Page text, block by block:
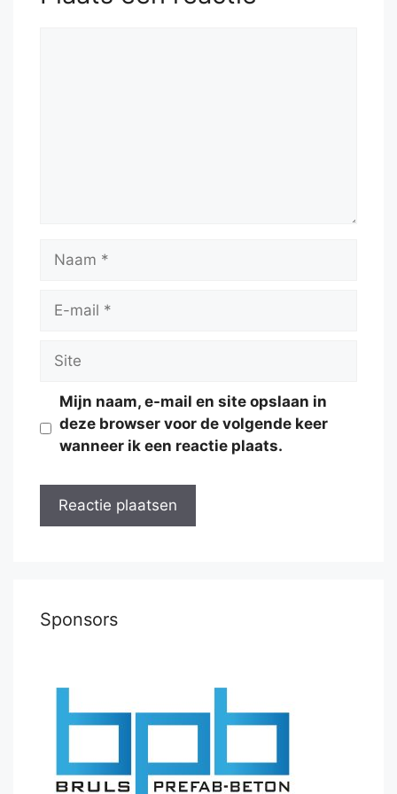
Naam
Site
Mijn naam, e-mail en site opslaan in
deze browser voor de volgende keer
wanneer ik een reactie plaats.
Sponsors